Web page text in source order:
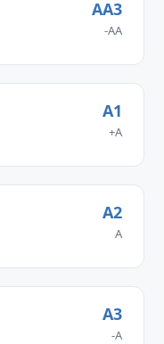
AA3
AA-
A1
A+
A2
A
A3
A-